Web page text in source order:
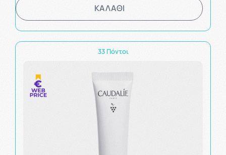
ΚΑΛΑΘΙ
33 Πόντοι